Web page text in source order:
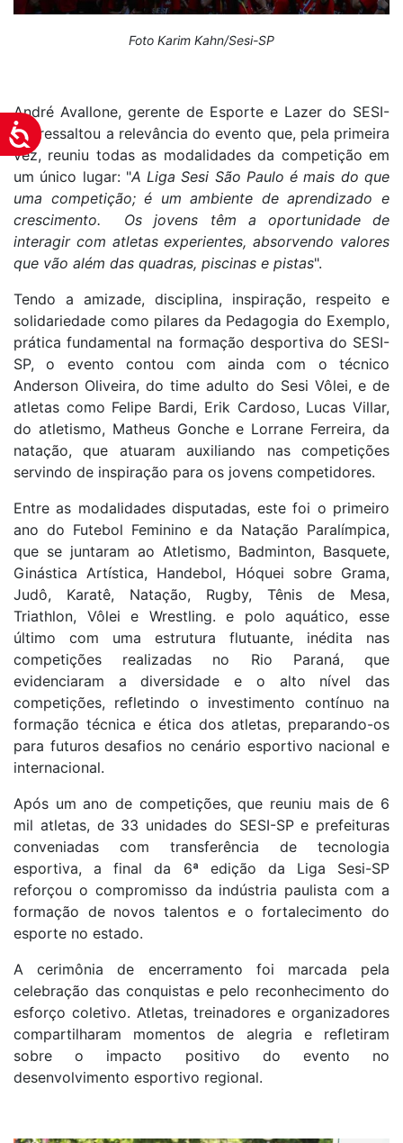
Acessibilidade
Foto Karim Kahn/Sesi-SP
André Avallone, gerente de Esporte e Lazer do SESI-
SP, ressaltou a relevância do evento que, pela primeira
vez, reuniu todas as modalidades da competição em
um único lugar: "A Liga Sesi São Paulo é mais do que
uma competição; é um ambiente de aprendizado e
crescimento. Os jovens têm a oportunidade de
interagir com atletas experientes, absorvendo valores
que vão além das quadras, piscinas e pistas".
Tendo a amizade, disciplina, inspiração, respeito e
solidariedade como pilares da Pedagogia do Exemplo,
prática fundamental na formação desportiva do SESI-
SP, o evento contou com ainda com o técnico
Anderson Oliveira, do time adulto do Sesi Vôlei, e de
atletas como Felipe Bardi, Erik Cardoso, Lucas Villar,
do atletismo, Matheus Gonche e Lorrane Ferreira, da
natação, que atuaram auxiliando nas competições
servindo de inspiração para os jovens competidores.
Entre as modalidades disputadas, este foi o primeiro
ano do Futebol Feminino e da Natação Paralímpica,
que se juntaram ao Atletismo, Badminton, Basquete,
Ginástica Artística, Handebol, Hóquei sobre Grama,
Judô, Karatê, Natação, Rugby, Tênis de Mesa,
Triathlon, Vôlei e Wrestling. e polo aquático, esse
último com uma estrutura flutuante, inédita nas
competições realizadas no Rio Paraná, que
evidenciaram a diversidade e o alto nível das
competições, refletindo o investimento contínuo na
formação técnica e ética dos atletas, preparando-os
para futuros desafios no cenário esportivo nacional e
internacional.
Após um ano de competições, que reuniu mais de 6
mil atletas, de 33 unidades do SESI-SP e prefeituras
conveniadas com transferência de tecnologia
esportiva, a final da 6ª edição da Liga Sesi-SP
reforçou o compromisso da indústria paulista com a
formação de novos talentos e o fortalecimento do
esporte no estado.
A cerimônia de encerramento foi marcada pela
celebração das conquistas e pelo reconhecimento do
esforço coletivo. Atletas, treinadores e organizadores
compartilharam momentos de alegria e refletiram
sobre o impacto positivo do evento no
desenvolvimento esportivo regional.